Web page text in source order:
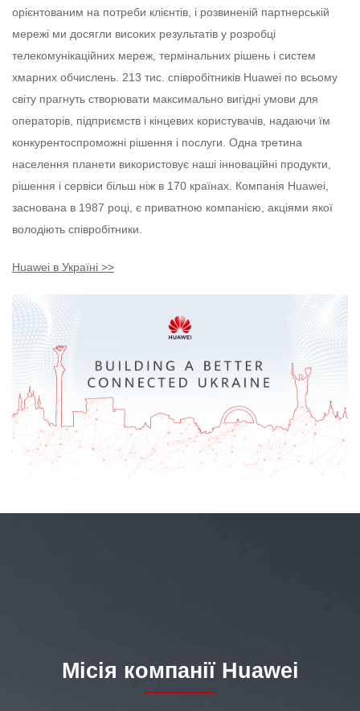
орієнтованим на потреби клієнтів, і розвиненій партнерській
мережі ми досягли високих результатів у розробці
телекомунікаційних мереж, термінальних рішень і систем
хмарних обчислень. 213 тис. співробітників Huawei по всьому
світу прагнуть створювати максимально вигідні умови для
операторів, підприємств і кінцевих користувачів, надаючи їм
конкурентоспроможні рішення і послуги. Одна третина
населення планети використовує наші інноваційні продукти,
рішення і сервіси більш ніж в 170 країнах. Компанія Huawei,
заснована в 1987 році, є приватною компанією, акціями якої
володіють співробітники.
Huawei в Україні >>
Місія компанії Huawei